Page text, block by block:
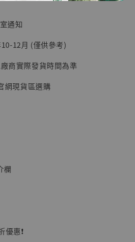
賊王 系列蒐藏雕像 布魯克達
通知
12月 (僅供參考)
商實際發貨時間為準
網現貨區選購
欄
惠❗️